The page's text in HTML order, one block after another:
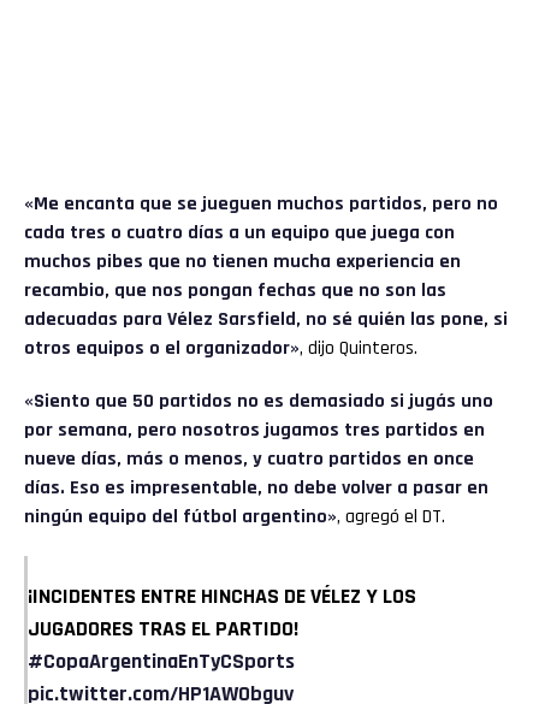
«Me encanta que se jueguen muchos partidos, pero no
cada tres o cuatro días a un equipo que juega con
muchos pibes que no tienen mucha experiencia en
recambio, que nos pongan fechas que no son las
adecuadas para Vélez Sarsfield, no sé quién las pone, si
otros equipos o el organizador», dijo Quinteros.
«Siento que 50 partidos no es demasiado si jugás uno
por semana, pero nosotros jugamos tres partidos en
nueve días, más o menos, y cuatro partidos en once
días. Eso es impresentable, no debe volver a pasar en
ningún equipo del fútbol argentino», agregó el DT.
¡INCIDENTES ENTRE HINCHAS DE VÉLEZ Y LOS
JUGADORES TRAS EL PARTIDO!
#CopaArgentinaEnTyCSports
pic.twitter.com/HP1AW0bguv